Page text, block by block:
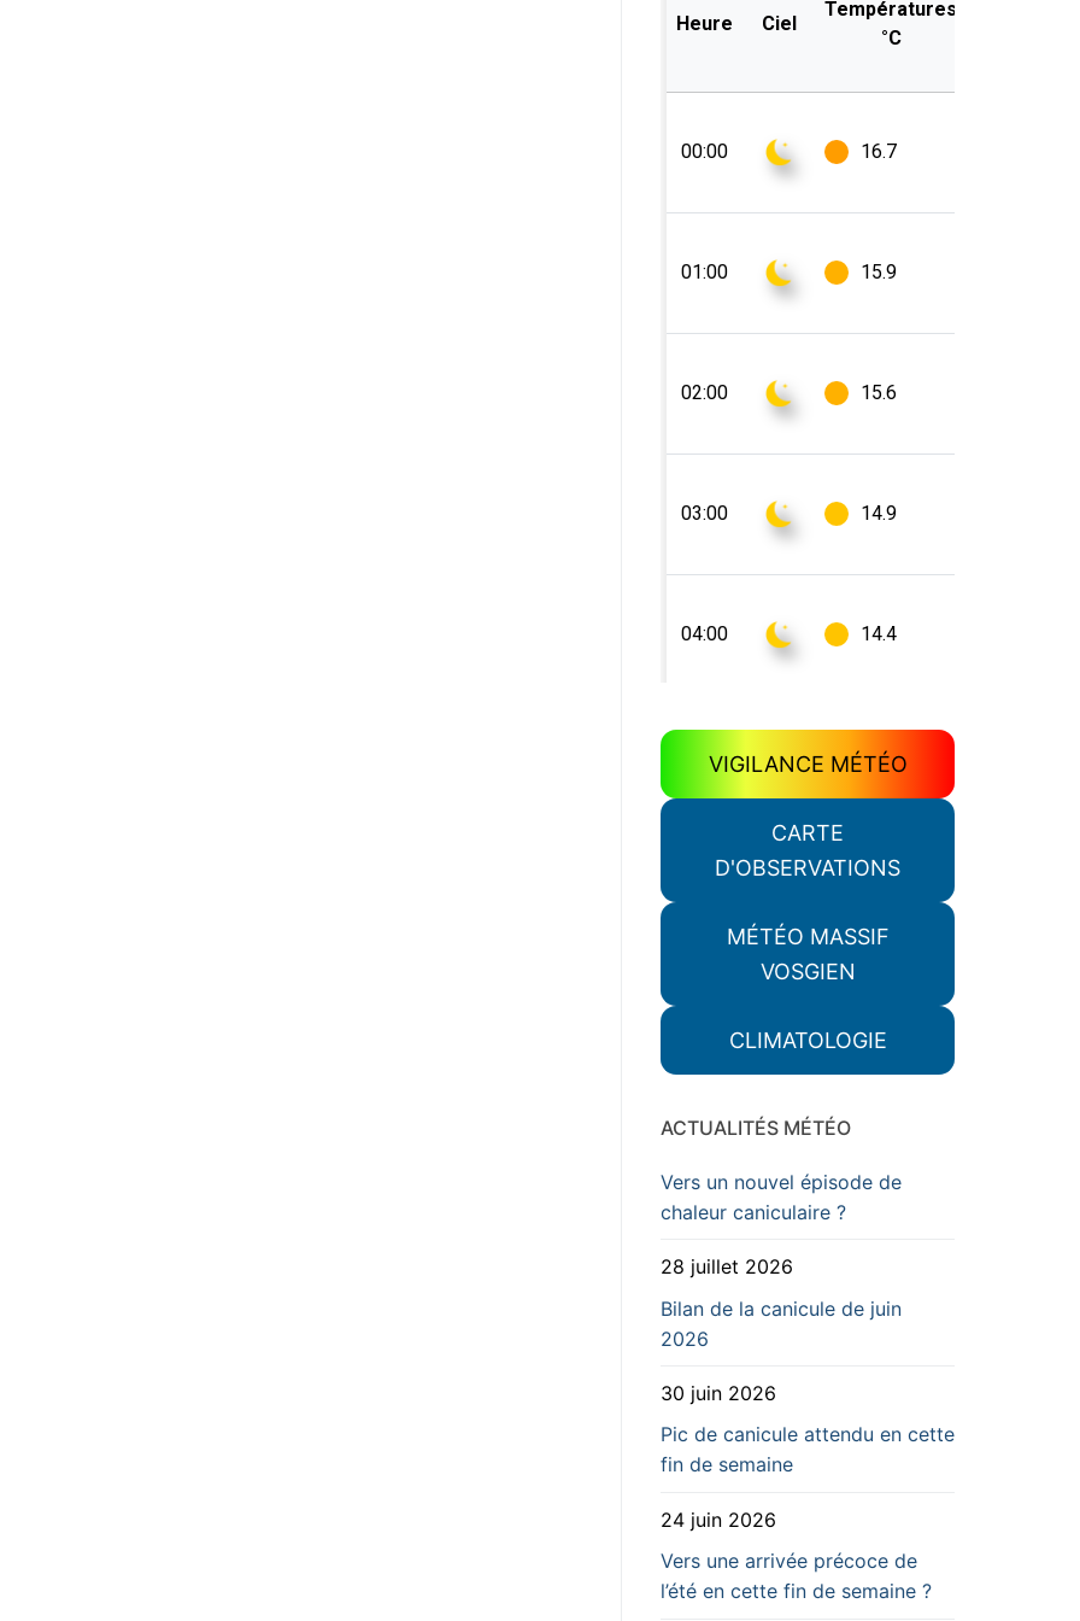
VIGILANCE MÉTÉO
CARTE
D'OBSERVATIONS
MÉTÉO MASSIF
VOSGIEN
CLIMATOLOGIE
ACTUALITÉS MÉTÉO
Vers un nouvel épisode de
chaleur caniculaire ?
28 juillet 2026
Bilan de la canicule de juin
2026
30 juin 2026
Pic de canicule attendu en cette
fin de semaine
24 juin 2026
Vers une arrivée précoce de
l’été en cette fin de semaine ?